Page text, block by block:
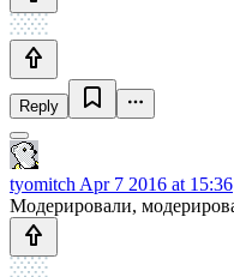
Reply
tyomitch Apr 7 2016 at 15:36
Модерировали,